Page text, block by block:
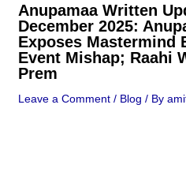
Anupamaa Written
December 2025:
Exposes Mastermind
Event Mishap; Raahi
Prem
Leave a Comment / Blog / By